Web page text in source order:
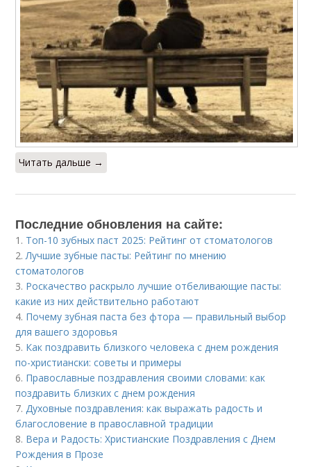
Читать дальше →
Последние обновления на сайте:
1. Топ-10 зубных паст 2025: Рейтинг от стоматологов
2. Лучшие зубные пасты: Рейтинг по мнению
стоматологов
3. Роскачество раскрыло лучшие отбеливающие пасты:
какие из них действительно работают
4. Почему зубная паста без фтора — правильный выбор
для вашего здоровья
5. Как поздравить близкого человека с днем рождения
по-христиански: советы и примеры
6. Православные поздравления своими словами: как
поздравить близких с днем рождения
7. Духовные поздравления: как выражать радость и
благословение в православной традиции
8. Вера и Радость: Христианские Поздравления с Днем
Рождения в Прозе